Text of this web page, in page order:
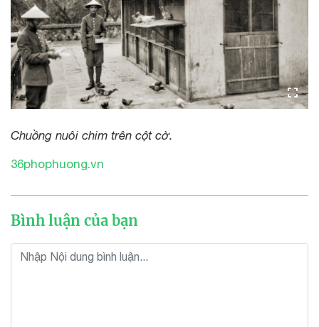
Chuồng nuôi chim trên cột cờ.
36phophuong.vn
Bình luận của bạn